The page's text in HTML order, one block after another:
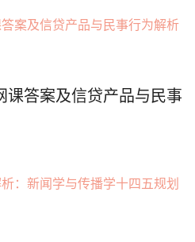
课答案及信贷产品与民事